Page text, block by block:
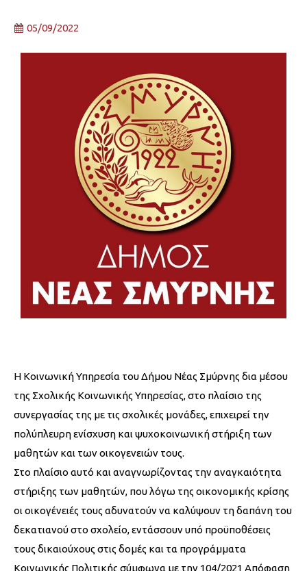
05/09/2022
Η Κοινωνική Υπηρεσία του Δήμου Νέας Σμύρνης δια μέσου
της Σχολικής Κοινωνικής Υπηρεσίας, στο πλαίσιο της
συνεργασίας της με τις σχολικές μονάδες, επιχειρεί την
πολύπλευρη ενίσχυση και ψυχοκοινωνική στήριξη των
μαθητών και των οικογενειών τους.
Στο πλαίσιο αυτό και αναγνωρίζοντας την αναγκαιότητα
στήριξης των μαθητών, που λόγω της οικονομικής κρίσης
οι οικογένειές τους αδυνατούν να καλύψουν τη δαπάνη του
δεκατιανού στο σχολείο, εντάσσουν υπό προϋποθέσεις
τους δικαιούχους στις δομές και τα προγράμματα
Κοινωνικής Πολιτικής σύμφωνα με την 104/2021 Απόφαση